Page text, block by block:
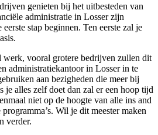
genieten bij het uitbesteden van
administratie in Losser zijn
stap beginnen. Ten eerste zal je
vooral grotere bedrijven zullen dit
administratiekantoor in Losser in te
aan bezigheden die meer bij
je alles zelf doet dan zal er een hoop tijd
niet op de hoogte van alle ins and
Wil je dit meester maken
verder.